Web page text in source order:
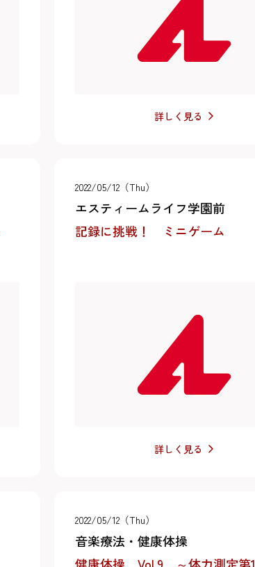
詳しく見る
2022/05/12（Thu）
エスティームライフ学園前
記録に挑戦！ ミニゲーム
詳しく見る
2022/05/12（Thu）
音楽療法・健康体操
健康体操 Vol.9 ～体力測定第1